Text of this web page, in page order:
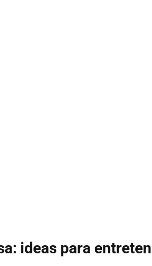
ideas para